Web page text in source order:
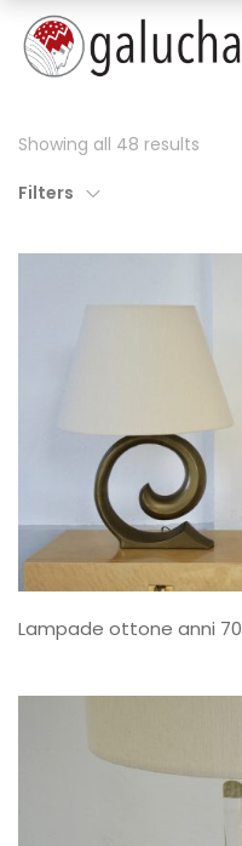
Showing all 48 results
Filters
Lampade ottone anni 70